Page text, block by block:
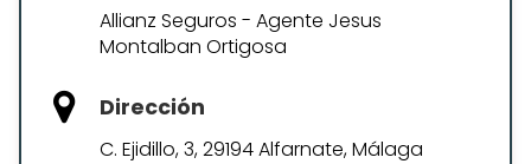
Allianz Seguros - Agente Jesus
Montalban Ortigosa
Dirección
C. Ejidillo, 3, 29194 Alfarnate, Málaga